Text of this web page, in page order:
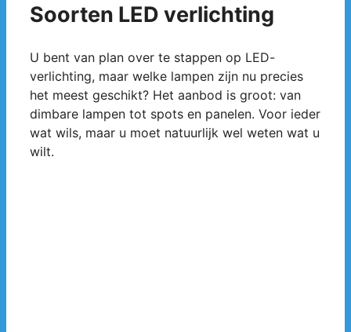
Soorten LED verlichting
U bent van plan over te stappen op LED-
verlichting, maar welke lampen zijn nu precies
het meest geschikt? Het aanbod is groot: van
dimbare lampen tot spots en panelen. Voor ieder
wat wils, maar u moet natuurlijk wel weten wat u
wilt.